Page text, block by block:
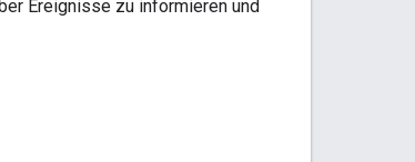
Ereignisse zu informieren und